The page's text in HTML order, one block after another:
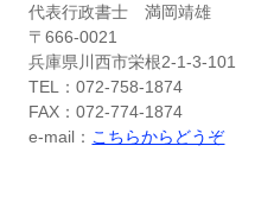
代表行政書士 満岡靖雄
〒666-0021
兵庫県川西市栄根2-1-3-101
TEL：072-758-1874
FAX：072-774-1874
e-mail： こちらからどうぞ